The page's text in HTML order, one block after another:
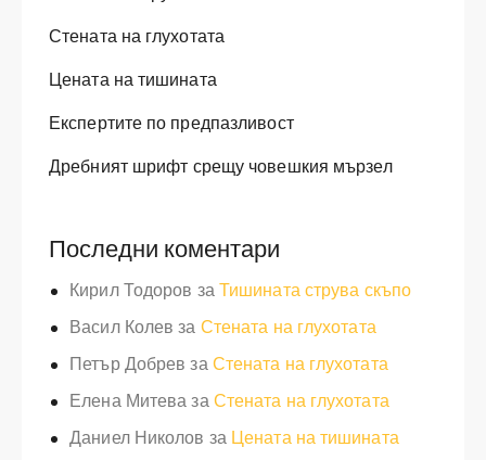
Стената на глухотата
Цената на тишината
Експертите по предпазливост
Дребният шрифт срещу човешкия мързел
Последни коментари
Кирил Тодоров заТишината струва скъпо
Васил Колев за Стената на глухотата
Петър Добрев заСтената на глухотата
Елена МитевазаСтената на глухотата
Даниел Николов за Цената на тишината